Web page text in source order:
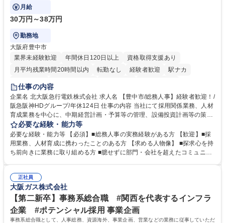
般を担当していただきます。
月給
30万円～38万円
勤務地
大阪府豊中市
業界未経験歓迎
年間休日120日以上
資格取得支援あり
月平均残業時間20時間以内
転勤なし 経験者歓迎
駅ナカ
退職金あり
土日祝休み
服装自由 昼食補助あり 食事補助あり
仕事の内容
企業名 北大阪急行電鉄株式会社 求人名 【豊中市/総務人事】経験者歓迎！/
阪急阪神HDグループ/年休124日 仕事の内容 当社にて採用関係業務、人材
育成業務を中心に、中期経営計画・予算等の管理、設備投資計画等の策
定、さらに社内の重要会議の運営等、経営の根幹となる幅広い総務人事業
務全般を担当していただきます。 【主な業務内容】 ■採用関係業務および
人材育成(社員研修)業務の推進 ■中期経営計画および予算等の管理 ■設備
投資計画等の策定 ■社内の重要会議の運営 ■その他総務人事業務全般 【入
務人事】経験者歓迎！/阪急阪神HDグループ/年休124日
必要な経験・能力等
必要な経験・能力等 【必須】■総務人事の実務経験がある方 【歓迎】■採
用業務、人材育成に携わったことのある方 【求める人物像】 ■探求心を持
ち前向きに業務に取り組める方 ■臆せずに部門・会社を超えたコミュニケ
囲のメンバーと協調しつつ主体性を持って能動的に業務を推進できる方 学
歴・資格 学歴：大学院 大学 高専 短大 専修学校 高校 語学力： 資格：
正社員
大阪ガス株式会社
【第二新卒】事務系総合職 #関西を代表するインフラ
企業 #ポテンシャル採用 事業企画
事務系総合職として、人事総務、資源海外、事業企画、営業などの業務に従事していただ